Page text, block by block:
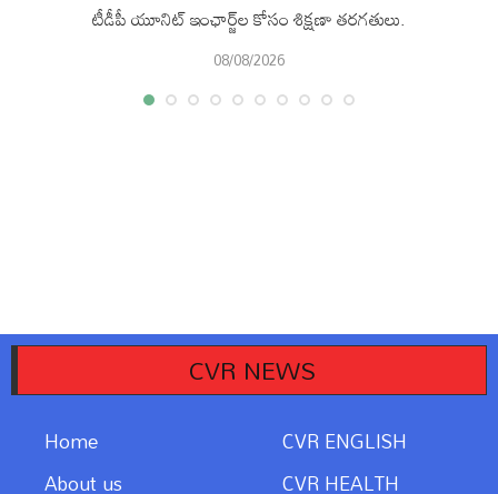
టీడీపీ యూనిట్ ఇంఛార్జ్‌ల కోసం శిక్షణా తరగతులు.
08/08/2026
CVR NEWS
Home
CVR ENGLISH
About us
CVR HEALTH